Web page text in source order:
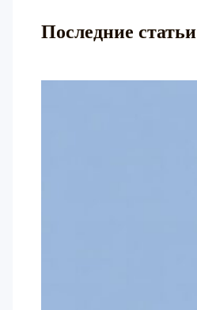
Последние статьи